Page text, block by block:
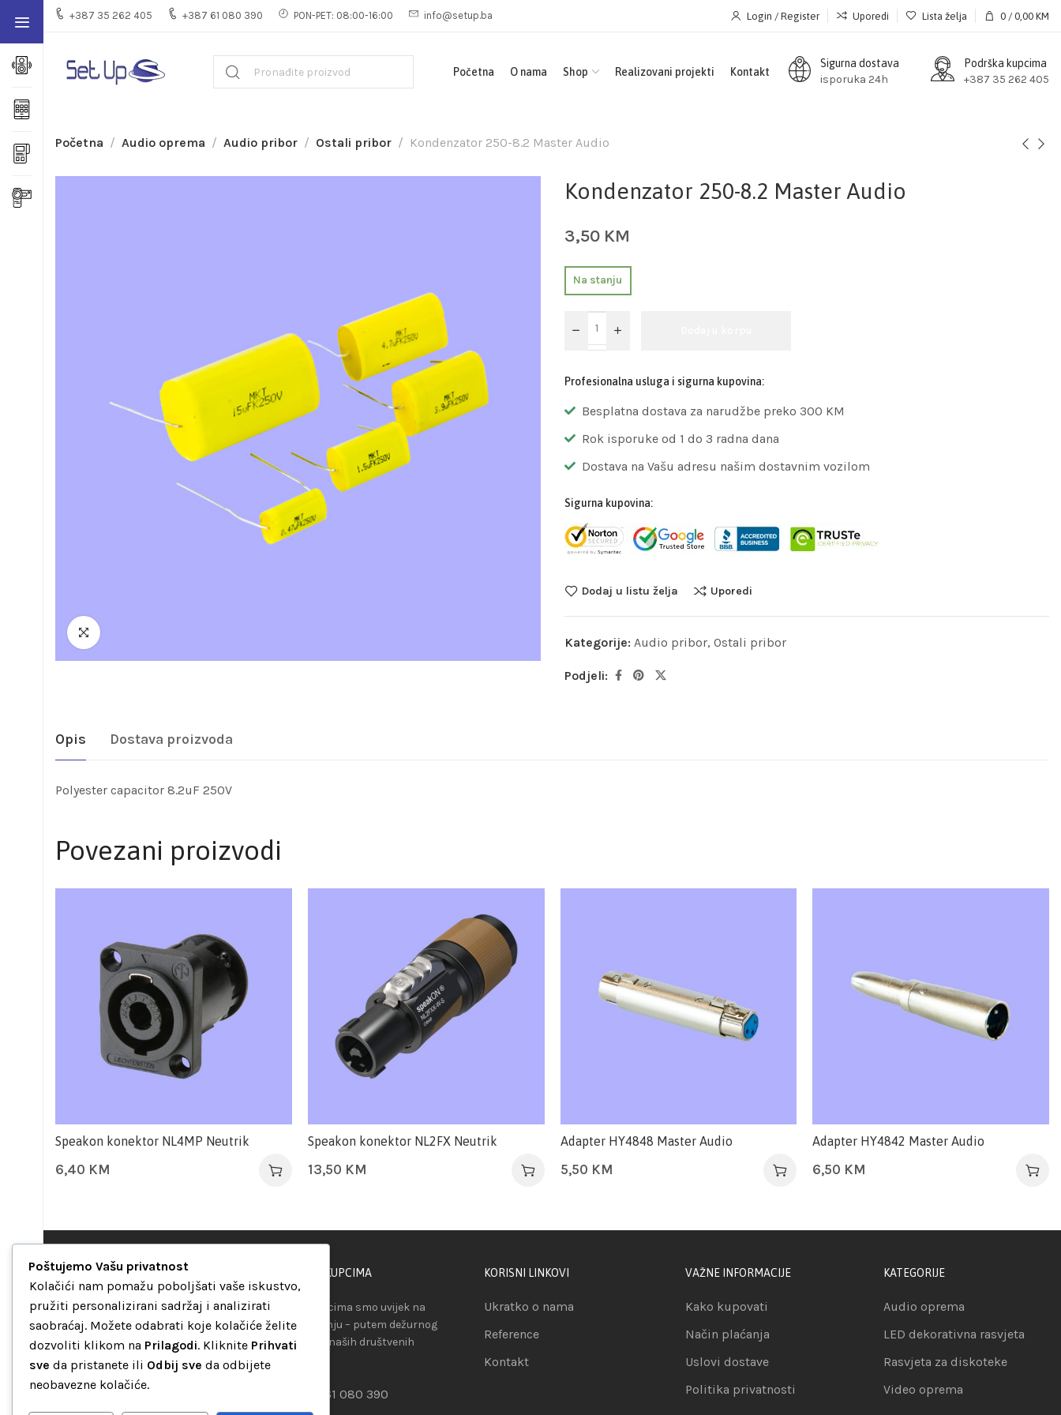
+387 35 262 405 +387 61 080 390 PON-PET: 08:00-16:00 info@setup.ba Login / Register Uporedi Lista želja 0 / 0,00 KM
Početna O nama Shop Realizovani projekti Kontakt
Sigurna dostava
isporuka 24h
Podrška kupcima
+387 35 262 405
Početna Audio oprema Audio pribor Ostali pribor Kondenzator 250-8.2 Master Audio
Kondenzator 250-8.2 Master Audio
3,50 KM
Na stanju
Profesionalna usluga i sigurna kupovina:
Besplatna dostava za narudžbe preko 300 KM
Rok isporuke od 1 do 3 radna dana
Dostava na Vašu adresu našim dostavnim vozilom
Sigurna kupovina:
Dodaj u listu želja Uporedi
Kategorije: Audio pribor, Ostali pribor
Podjeli:
Opis Dostava proizvoda
Polyester capacitor 8.2uF 250V
Povezani proizvodi
Speakon konektor NL4MP Neutrik
6,40 KM
Speakon konektor NL2FX Neutrik
13,50 KM
Adapter HY4848 Master Audio
5,50 KM
Adapter HY4842 Master Audio
6,50 KM
“Set Up S” d.o.o.
Maršala Tita b.b.
Avaz Robot centar
75000 Tuzla
Bosna i Hercegovina
+387 35 262 405
PODRŠKA KUPCIMA
Našim kupcima smo uvijek na
raspolaganju – putem dežurnog
telefona ili naših društvenih
+387 61 080 390
KORISNI LINKOVI
Ukratko o nama
Reference
Kontakt
VAŽNE INFORMACIJE
Kako kupovati
Način plaćanja
Uslovi dostave
Politika privatnosti
KATEGORIJE
Audio oprema
LED dekorativna rasvjeta
Rasvjeta za diskoteke
Video oprema
Poštujemo Vašu privatnost
Kolačići nam pomažu poboljšati vaše iskustvo,
pružiti personalizirani sadržaj i analizirati
saobraćaj. Možete odabrati koje kolačiće želite
dozvoliti klikom na Prilagodi. Kliknite Prihvati
sve da pristanete ili Odbij sve da odbijete
neobavezne kolačiće.